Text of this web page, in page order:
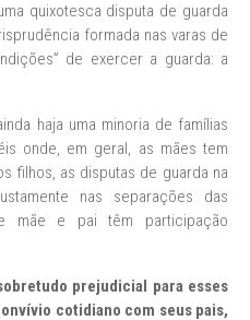
quixotesca disputa de guarda
formada nas varas de
de exercer a guarda: a
haja uma minoria de famílias
onde, em geral, as mães tem
filhos, as disputas de guarda na
nas separações das
mãe e pai têm participação
prejudicial para esses
cotidiano com seus pais,